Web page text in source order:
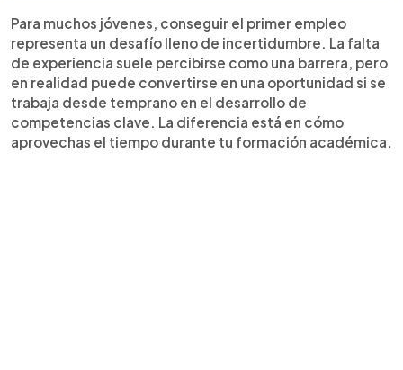
Para muchos jóvenes, conseguir el primer empleo
representa un desafío lleno de incertidumbre. La falta
de experiencia suele percibirse como una barrera, pero
en realidad puede convertirse en una oportunidad si se
trabaja desde temprano en el desarrollo de
competencias clave. La diferencia está en cómo
aprovechas el tiempo durante tu formación académica.